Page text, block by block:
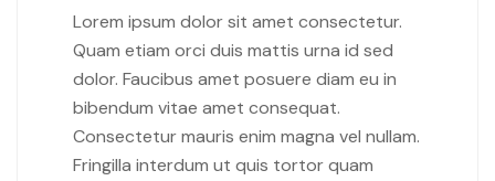
Lorem ipsum dolor sit amet consectetur.
Quam etiam orci duis mattis urna id sed
dolor. Faucibus amet posuere diam eu in
bibendum vitae amet consequat.
Consectetur mauris enim magna vel nullam.
Fringilla interdum ut quis tortor quam